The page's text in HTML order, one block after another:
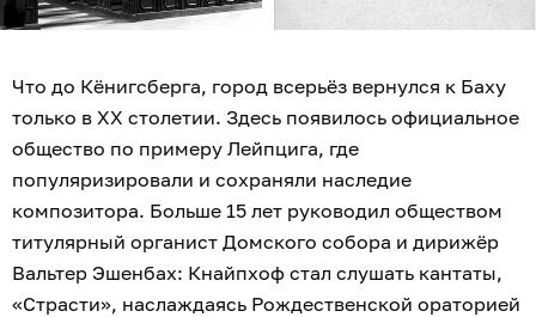
Что до Кёнигсберга, город всерьёз вернулся к Баху
только в XX столетии. Здесь появилось официальное
общество по примеру Лейпцига, где
популяризировали и сохраняли наследие
композитора. Больше 15 лет руководил обществом
титулярный органист Домского собора и дирижёр
Вальтер Эшенбах: Кнайпхоф стал слушать кантаты,
«Страсти», наслаждаясь Рождественской ораторией